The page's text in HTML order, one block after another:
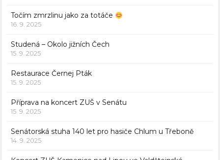
Točím zmrzlinu jako za totáče
16. 9. 2025
Studená – Okolo jižních Čech
15. 9. 2025
Restaurace Černej Pták
15. 9. 2025
Příprava na koncert ZUŠ v Senátu
15. 9. 2025
Senátorská stuha 140 let pro hasiče Chlum u Třeboně
14. 9. 2025